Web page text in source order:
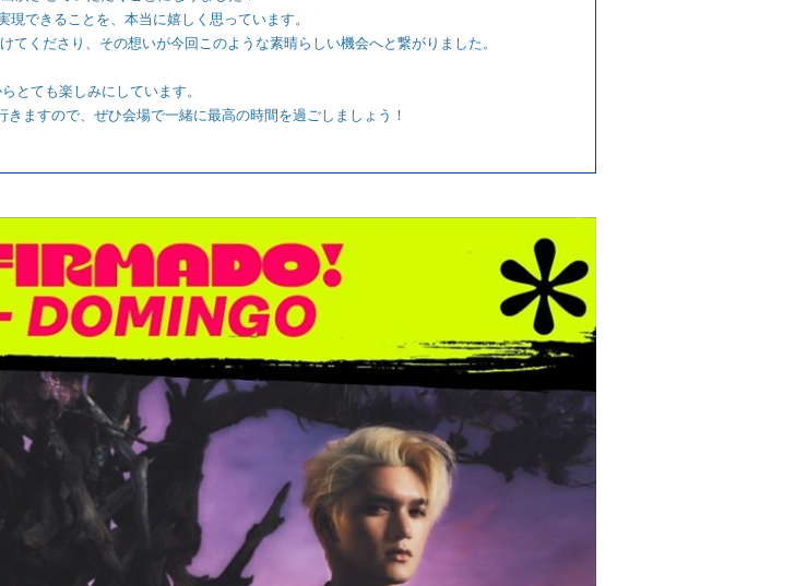
現できることを、本当に嬉しく思っています。
くださり、その想いが今回このような素晴らしい機会へと繋がりました。
とても楽しみにしています。
ますので、ぜひ会場で一緒に最高の時間を過ごしましょう！